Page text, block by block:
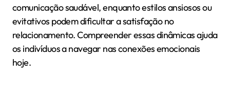
comunicação saudável, enquanto estilos ansiosos ou
evitativos podem dificultar a satisfação no
relacionamento. Compreender essas dinâmicas ajuda
os indivíduos a navegar nas conexões emocionais
hoje.